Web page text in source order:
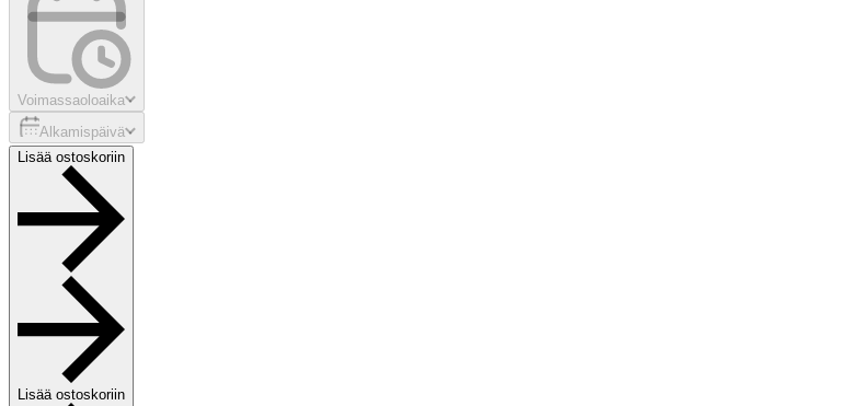
Voimassaoloaika
Alkamispäivä
Lisää ostoskoriin
Lisää ostoskoriin